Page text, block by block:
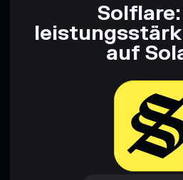
auf
Jetzt